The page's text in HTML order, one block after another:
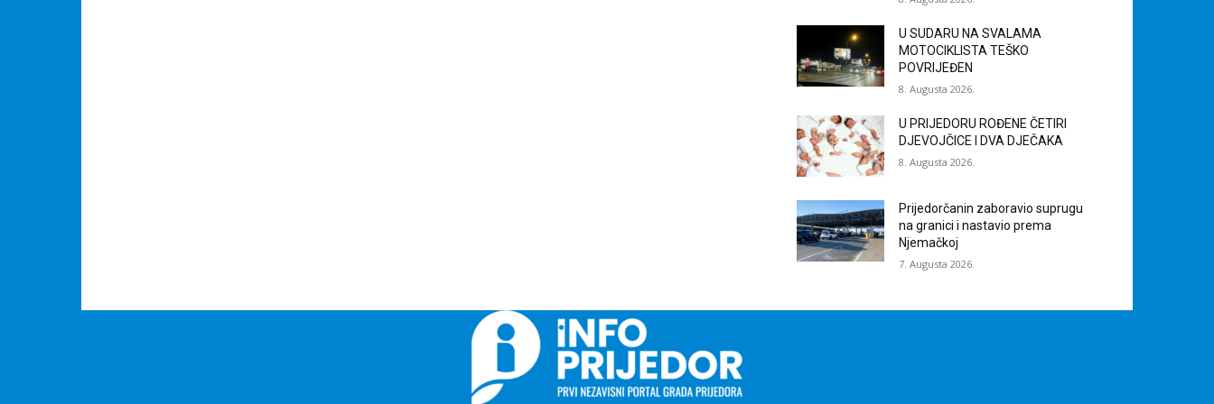
U SUDARU NA SVALAMA
MOTOCIKLISTA TEŠKO
POVRIJEĐEN
8. Augusta 2026.
U PRIJEDORU ROĐENE ČETIRI
DJEVOJČICE I DVA DJEČAKA
8. Augusta 2026.
Prijedorčanin zaboravio suprugu
na granici i nastavio prema
Njemačkoj
7. Augusta 2026.